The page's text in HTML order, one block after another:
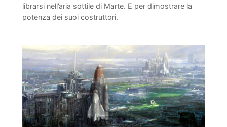
librarsi nell’aria sottile di Marte. E per dimostrare la
potenza dei suoi costruttori.